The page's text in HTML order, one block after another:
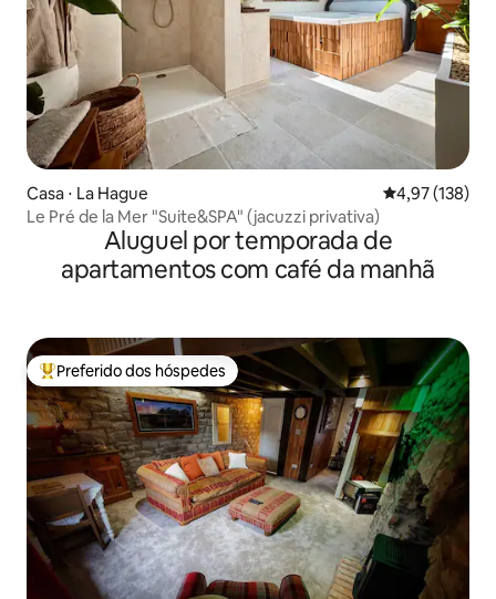
Casa ⋅ La Hague 4,97 de uma
4,97 (138)
Le Pré de la Mer "Suite&SPA" (jacuzzi privativa)
Aluguel por temporada de
apartamentos com café da manhã
Entre os melhores preferidos dos hóspedes
Preferido dos hóspedes